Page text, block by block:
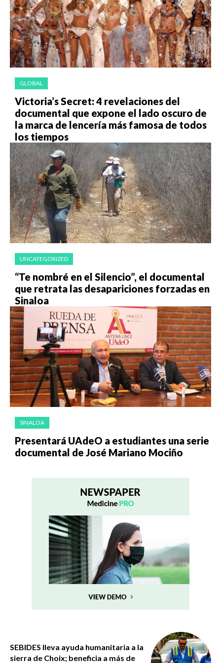
GLOBAL
Victoria’s Secret: 4 revelaciones del
documental que expone el lado oscuro de
la marca de lencería más famosa de todos
los tiempos
UNCATEGORIZED
“Te nombré en el Silencio”, el documental
que retrata las desapariciones forzadas en
Sinaloa
SINALOA
Presentará UAdeO a estudiantes una serie
documental de José Mariano Mociño
SEBIDES lleva ayuda humanitaria a la
sierra de Choix; beneficia a más de